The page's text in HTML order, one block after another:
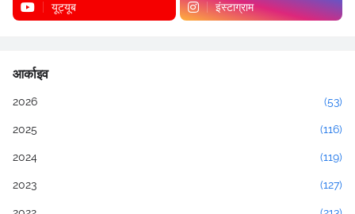
यूट्यूब इंस्टाग्राम
आर्काइव
2026 (53)
2025 (116)
2024 (119)
2023 (127)